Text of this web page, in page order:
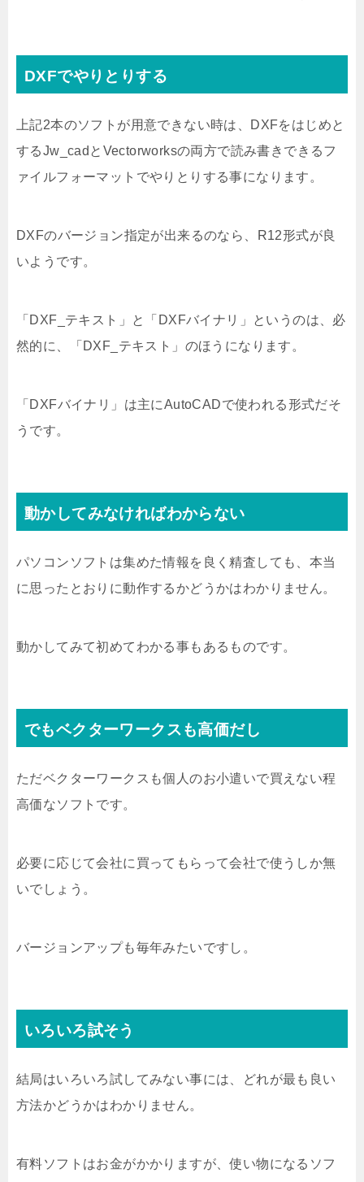
DXFでやりとりする
上記2本のソフトが用意できない時は、DXFをはじめと
するJw_cadとVectorworksの両方で読み書きできるフ
ァイルフォーマットでやりとりする事になります。
DXFのバージョン指定が出来るのなら、R12形式が良
いようです。
「DXF_テキスト」と「DXFバイナリ」というのは、必
然的に、「DXF_テキスト」のほうになります。
「DXFバイナリ」は主にAutoCADで使われる形式だそ
うです。
動かしてみなければわからない
パソコンソフトは集めた情報を良く精査しても、本当
に思ったとおりに動作するかどうかはわかりません。
動かしてみて初めてわかる事もあるものです。
でもベクターワークスも高価だし
ただベクターワークスも個人のお小遣いで買えない程
高価なソフトです。
必要に応じて会社に買ってもらって会社で使うしか無
いでしょう。
バージョンアップも毎年みたいですし。
いろいろ試そう
結局はいろいろ試してみない事には、どれが最も良い
方法かどうかはわかりません。
有料ソフトはお金がかかりますが、使い物になるソフ